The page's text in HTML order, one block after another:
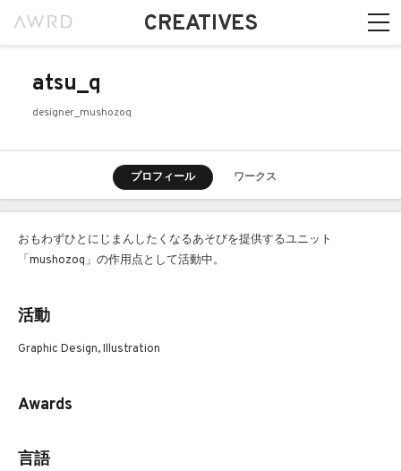
CREATIVES
atsu_q
designer_mushozoq
プロフィール ワークス
おもわずひとにじまんしたくなるあそびを提供するユニット
「mushozoq」の作用点として活動中。
活動
Graphic Design, Illustration
Awards
言語